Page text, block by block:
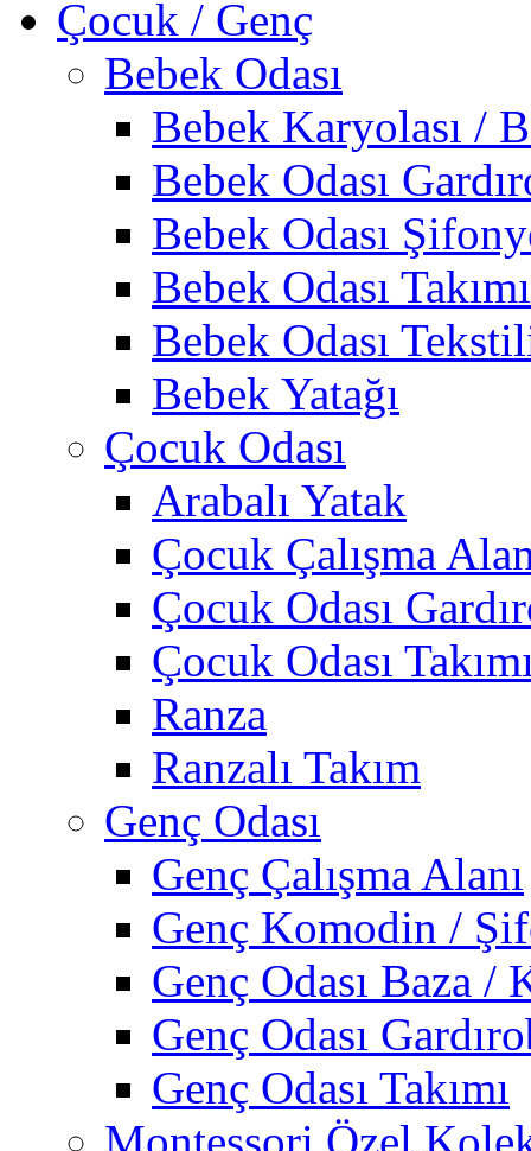
Çocuk / Genç
Bebek Odası
Bebek Karyolası /
Bebek Odası
Bebek Odası
Bebek Odası Takımı
Bebek Odası
Bebek Yatağı
Çocuk Odası
Arabalı Yatak
Çocuk Çalışma
Çocuk Odası
Çocuk Odası
Ranza
Ranzalı Takım
Genç Odası
Genç Çalışma Alanı
Genç Komodin /
Genç Odası Baza /
Genç Odası
Genç Odası Takımı
Montessori Özel